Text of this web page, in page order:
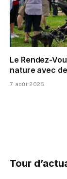
Le Rendez-
nature avec
7 août 2026
Tour